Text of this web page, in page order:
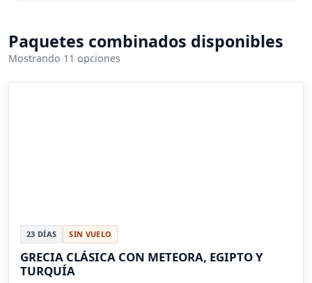
Paquetes combinados disponibles
Mostrando 11 opciones
23 DÍAS SIN VUELO
GRECIA CLÁSICA CON METEORA, EGIPTO Y
TURQUÍA